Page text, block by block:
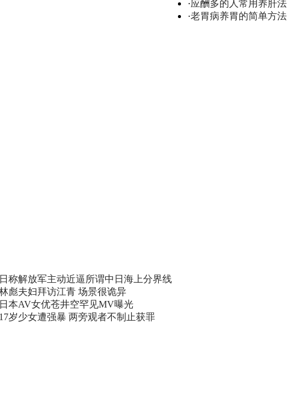
·应酬多的人常用养肝法
·老胃病养胃的简单方法
日称解放军主动近逼所谓中日海上分界线
彪夫妇拜访江青 场景很诡异
日本AV女优苍井空罕见MV曝光
17岁少女遭强暴 两旁观者不制止获罪